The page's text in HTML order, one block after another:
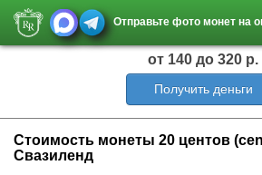
Отправьте фото монет на
от 140 до 320 р.
Получить деньги
Стоимость монеты 20 центов
Свазиленд